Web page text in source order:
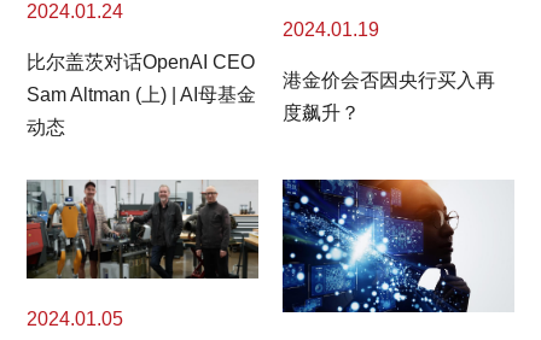
2024.01.24
比尔盖茨对话OpenAI CEO
Sam Altman (上) | AI母基金
动态
2024.01.19
港金价会否因央行买入再
度飙升？
2024.01.05